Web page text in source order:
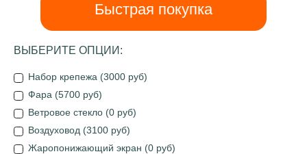
Быстрая покупка
ВЫБЕРИТЕ ОПЦИИ:
Набор крепежа (3000 руб)
Фара (5700 руб)
Ветровое стекло (0 руб)
Воздуховод (3100 руб)
Жаропонижающий экран (0 руб)